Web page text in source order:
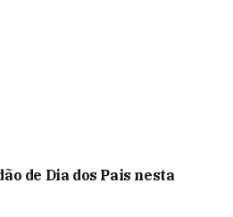
de Dia dos Pais nesta